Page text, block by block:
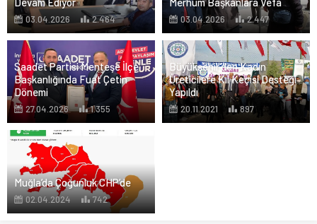
03.04.2026 2.464 03.04.2026 2.447
Saadet Partisi Menteşe İlçe
Başkanlığında Fuat Çetin
Dönemi
27.04.2026 1.355
Büyükşehir’den Kadın
Üreticilere Kıl Keçisi Desteği
Yapıldı
20.11.2021 897
Muğla’da Çoğunluk CHP’de
02.04.2024 742